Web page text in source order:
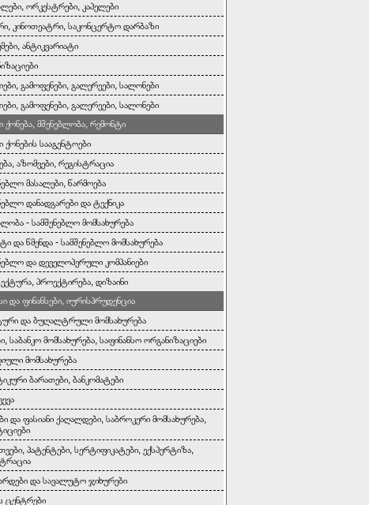
ორკესტრები, კაპელები
კინოთეატრი, საკონცერტო დარბაზი
ანტიკვარიატი
გამოფენები, გალერეები, სალონები
გამოფენები, გალერეები, სალონები
ქონება, მშენებლობა, რემონტი
ქონების სააგენტოები
აზომვები, რეგისტრაცია
მასალები, წარმოება
დანადგარები და ტექნიკა
- სამშენებლო მომსახურება
და წმენდა - სამშენებლო მომსახურება
და დეველოპერული კომპანიები
პროექტირება, დიზაინი
და ფინანსები, იურისპრუდენცია
და ბუღალტრული მომსახურება
საბანკო მომსახურება, საფინანსო ორგანიზაციები
მომსახურება
ბარათები, ბანკომატები
და ფასიანი ქაღალდები, საბროკერი მომსახურება,
პატენტები, სერტიფიკატები, ექსპერტიზა,
და სავალუტო ჯიხურები
ცენტრები